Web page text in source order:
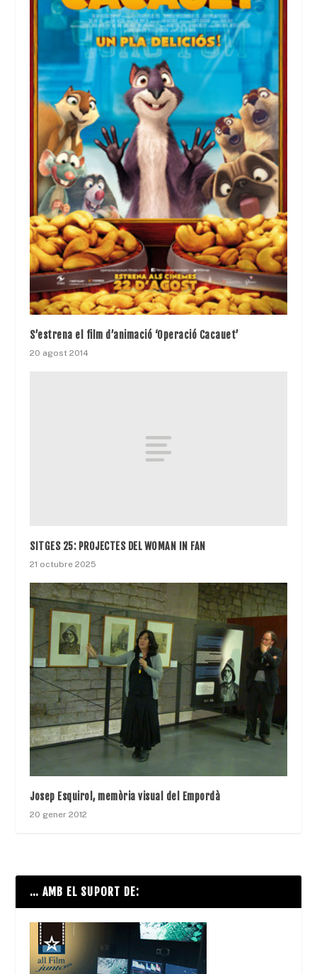
S’estrena el film d’animació ‘Operació Cacauet’
20 agost 2014
SITGES 25: PROJECTES DEL WOMAN IN FAN
21 octubre 2025
Josep Esquirol, memòria visual del Empordà
20 gener 2012
… AMB EL SUPORT DE: